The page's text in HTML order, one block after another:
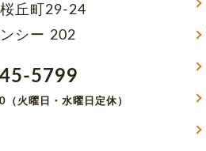
丘町29-24
シー 202
5799
火曜日・水曜日定休）